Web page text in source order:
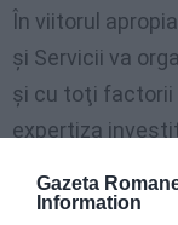
Gazeta
Information
În viitorul
şi Servicii va
şi cu toţi factorii
expertiza
Matei Agathon.